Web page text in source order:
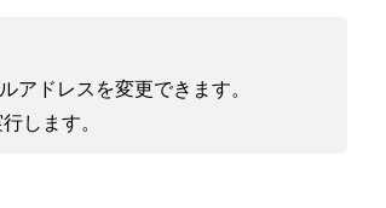
ドレスを変更できます。
します。